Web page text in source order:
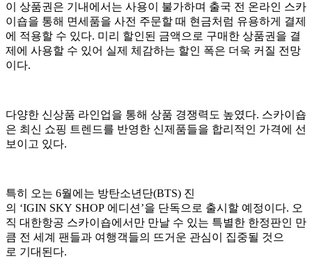
이 상품권은 기내에서는 사용이 불가하며 출국 전 온라인 스카
이숍을 통해 면세품을 사전 주문할 때 현금처럼 유용하게 결제
에 적용할 수 있다. 미리 할인된 금액으로 구매한 상품권을 결
제에 사용할 수 있어 실제 체감하는 할인 폭은 더욱 커질 전망
이다.
다양한 신상품 라인업을 통해 상품 경쟁력도 높였다. 스카이숍
은 최신 쇼핑 트렌드를 반영한 신제품들을 합리적인 가격에 선
보이고 있다.
특히 오는 6월에는 방탄소년단(BTS) 진
의 ‘IGIN SKY SHOP 에디션’을 단독으로 출시할 예정이다. 오
직 대한항공 스카이숍에서만 만날 수 있는 특별한 한정판인 만
큼 전 세계 팬들과 여행객들의 뜨거운 관심이 집중될 것으
로 기대된다.